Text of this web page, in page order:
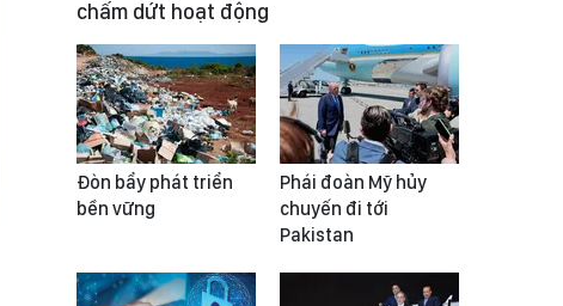
chấm dứt hoạt động
Đòn bẩy phát triển
bền vững
Phái đoàn Mỹ hủy
chuyến đi tới
Pakistan